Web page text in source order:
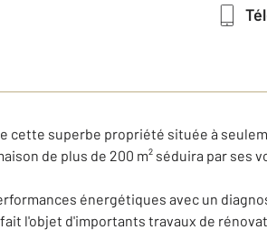
cette superbe propriété située à
de plus de 200 m² séduira par
énergétiques avec un
l'objet d'importants travaux de